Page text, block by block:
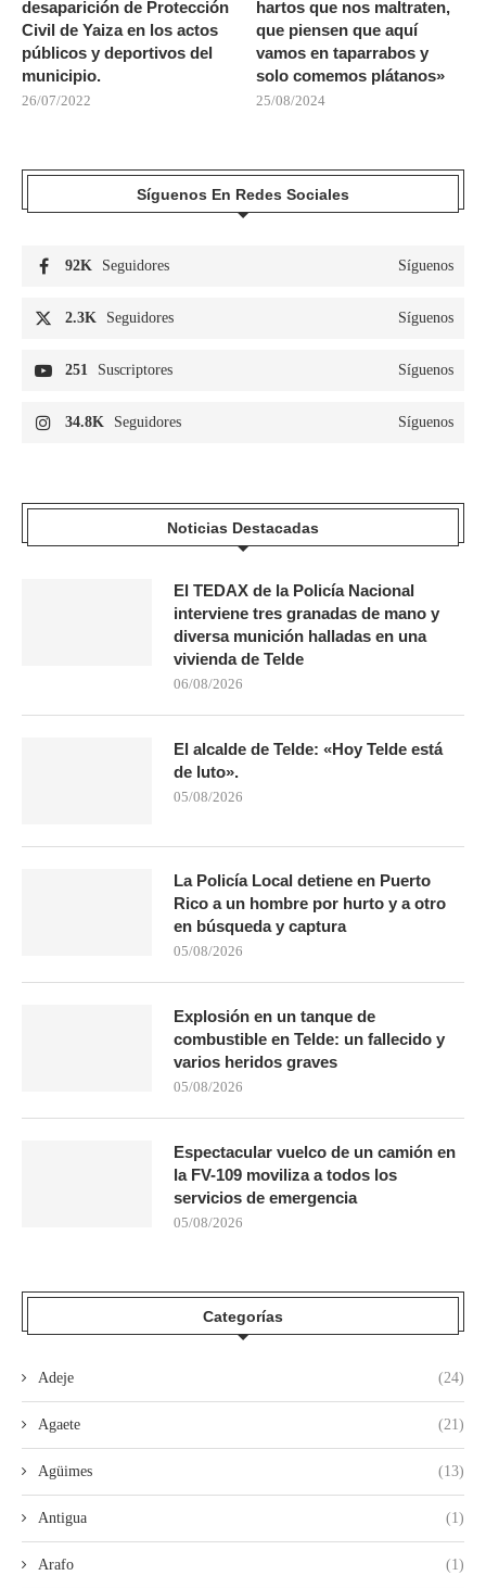
desaparición de Protección
Civil de Yaiza en los actos
públicos y deportivos del
municipio.
26/07/2022
hartos que nos maltraten,
que piensen que aquí
vamos en taparrabos y
solo comemos plátanos»
25/08/2024
Síguenos En Redes Sociales
92K Seguidores Síguenos
2.3K Seguidores Síguenos
251 Suscriptores Síguenos
34.8K Seguidores Síguenos
Noticias Destacadas
El TEDAX de la Policía Nacional
interviene tres granadas de mano y
diversa munición halladas en una
vivienda de Telde
06/08/2026
El alcalde de Telde: «Hoy Telde está
de luto».
05/08/2026
La Policía Local detiene en Puerto
Rico a un hombre por hurto y a otro
en búsqueda y captura
05/08/2026
Explosión en un tanque de
combustible en Telde: un fallecido y
varios heridos graves
05/08/2026
Espectacular vuelco de un camión en
la FV-109 moviliza a todos los
servicios de emergencia
05/08/2026
Categorías
Adeje (24)
Agaete (21)
Agüimes (13)
Antigua (1)
Arafo (1)